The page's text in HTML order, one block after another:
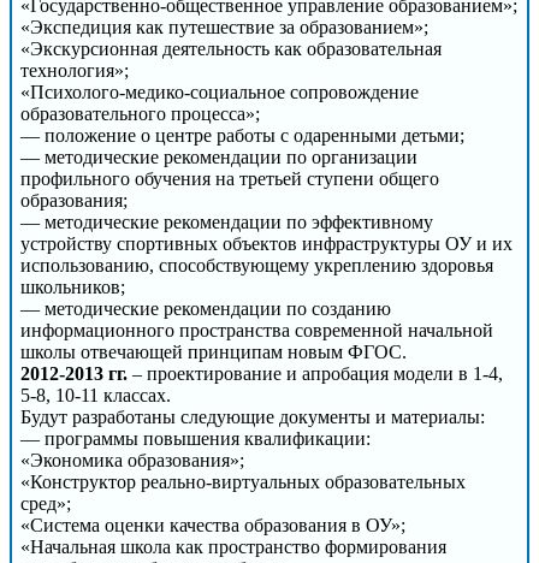
«Государственно-общественное управление образованием»;
«Экспедиция как путешествие за образованием»;
«Экскурсионная деятельность как образовательная
технология»;
«Психолого-медико-социальное сопровождение
образовательного процесса»;
— положение о центре работы с одаренными детьми;
— методические рекомендации по организации
профильного обучения на третьей ступени общего
образования;
— методические рекомендации по эффективному
устройству спортивных объектов инфраструктуры ОУ и их
использованию, способствующему укреплению здоровья
школьников;
— методические рекомендации по созданию
информационного пространства современной начальной
школы отвечающей принципам новым ФГОС.
2012-2013 гг. – проектирование и апробация модели в 1-4,
5-8, 10-11 классах.
Будут разработаны следующие документы и материалы:
— программы повышения квалификации:
«Экономика образования»;
«Конструктор реально-виртуальных образовательных
сред»;
«Система оценки качества образования в ОУ»;
«Начальная школа как пространство формирования